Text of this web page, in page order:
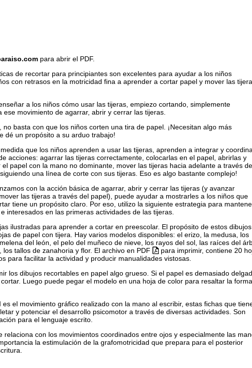
para abrir el PDF.
de recortar para principiantes son excelentes para ayudar a los niños
con retrasos en la motricidad fina a aprender a cortar papel y mover las
a los niños cómo usar las tijeras, empiezo cortando, simplemente
ese movimiento de agarrar, abrir y cerrar las tijeras.
no basta con que los niños corten una tira de papel. ¡Necesitan algo más
dé un propósito a su arduo trabajo!
que los niños aprenden a usar las tijeras, aprenden a integrar y
acciones: agarrar las tijeras correctamente, colocarlas en el papel, abrirlas y
papel con la mano no dominante, mover las tijeras hacia adelante a través
una línea de corte con sus tijeras. Eso es algo bastante complejo!
con la acción básica de agarrar, abrir y cerrar las tijeras (y avanzar
las tijeras a través del papel), puede ayudar a mostrarles a los niños que
tiene un propósito claro. Por eso, utilizo la siguiente estrategia para
interesados en las primeras actividades de las tijeras.
ilustradas para aprender a cortar en preescolar. El propósito de estos
de papel con tijera. Hay varios modelos disponibles: el erizo, la medusa, los
del león, el pelo del muñeco de nieve, los rayos del sol, las raíces del
los tallos de zanahoria y flor. El archivo en PDF
para imprimir, contiene 20
para facilitar la actividad y producir manualidades vistosas.
los dibujos recortables en papel algo grueso. Si el papel es demasiado
Luego puede pegar el modelo en una hoja de color para resaltar la forma
es el movimiento gráfico realizado con la mano al escribir, estas fichas que
y potenciar el desarrollo psicomotor a través de diversas actividades. Son
para el lenguaje escrito.
relaciona con los movimientos coordinados entre ojos y especialmente las
la estimulación de la grafomotricidad que prepara para el posterior